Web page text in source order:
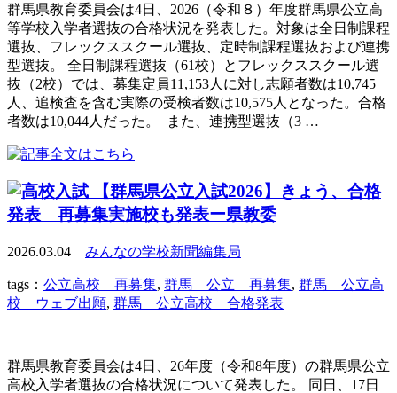
群馬県教育委員会は4日、2026（令和８）年度群馬県公立高
等学校入学者選抜の合格状況を発表した。対象は全日制課程
選抜、フレックススクール選抜、定時制課程選抜および連携
型選抜。 全日制課程選抜（61校）とフレックススクール選
抜（2校）では、募集定員11,153人に対し志願者数は10,745
人、追検査を含む実際の受検者数は10,575人となった。合格
者数は10,044人だった。 また、連携型選抜（3 …
【群馬県公立入試2026】きょう、合格
発表 再募集実施校も発表ー県教委
2026.03.04 みんなの学校新聞編集局
tags： 公立高校 再募集, 群馬 公立 再募集, 群馬 公立高
校 ウェブ出願, 群馬 公立高校 合格発表
群馬県教育委員会は4日、26年度（令和8年度）の群馬県公立
高校入学者選抜の合格状況について発表した。 同日、17日